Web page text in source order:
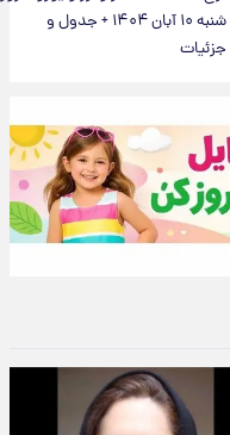
شنبه ۱۰ آبان ۱۴۰۴ + جدول و
جزئیات